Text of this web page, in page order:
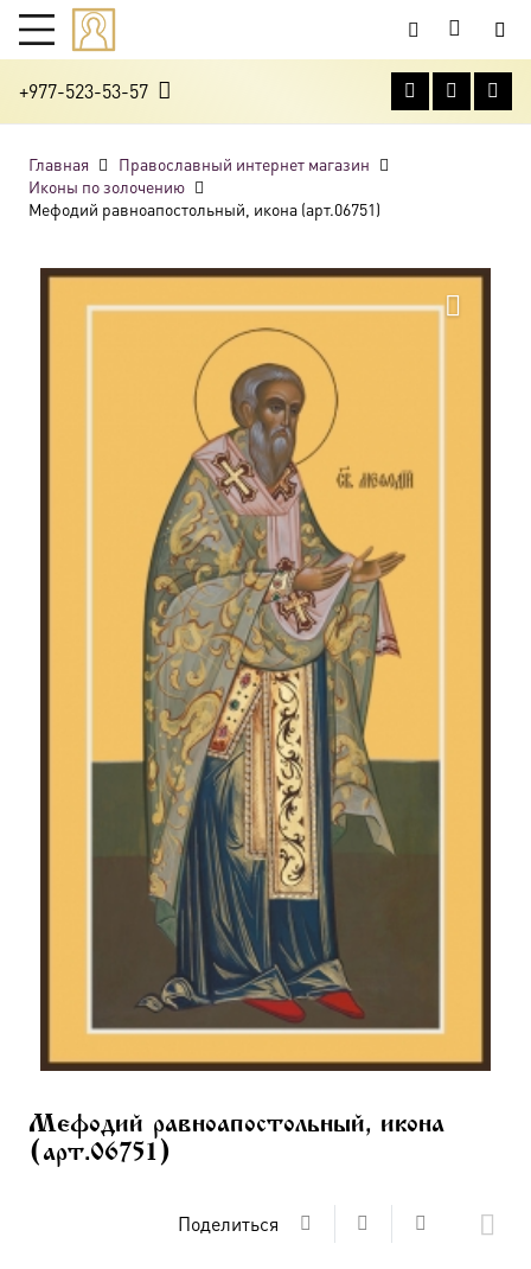
+977-523-53-57
Главная
Православный интернет магазин
Иконы по золочению
Мефодий равноапостольный, икона (арт.06751)
Мефодий равноапостольный, икона
(арт.06751)
Поделиться